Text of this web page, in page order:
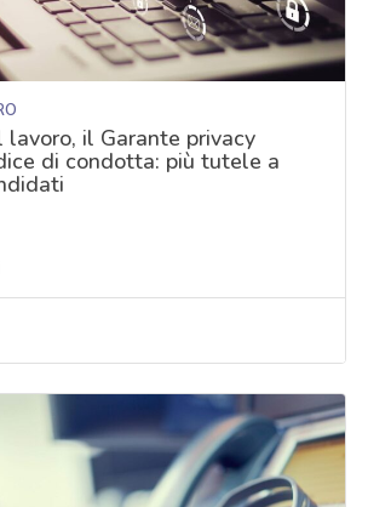
lavoro, il Garante privacy
di condotta: più tutele a